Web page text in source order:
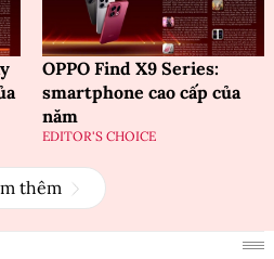
OPPO Find X9 Series:
smartphone cao cấp của
năm
EDITOR'S CHOICE
thêm